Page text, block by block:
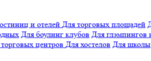
и отелей Для торговых площадей
Для боулинг клубов Для глэмпингов
центров Для хостелов Для школы